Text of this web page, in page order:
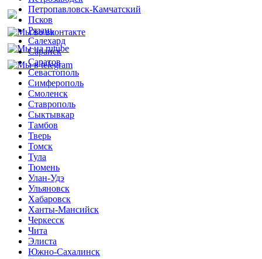
Петропавловск-Камчатский
Псков
Рязань
Салехард
Саранск
Саратов
Севастополь
Симферополь
Смоленск
Ставрополь
Сыктывкар
Тамбов
Тверь
Томск
Тула
Тюмень
Улан-Удэ
Ульяновск
Хабаровск
Ханты-Мансийск
Черкесск
Чита
Элиста
Южно-Сахалинск